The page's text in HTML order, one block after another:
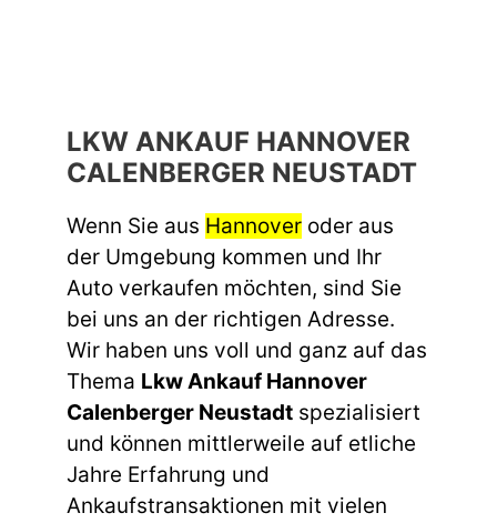
LKW ANKAUF HANNOVER
CALENBERGER NEUSTADT
Wenn Sie aus Hannover oder aus
der Umgebung kommen und Ihr
Auto verkaufen möchten, sind Sie
bei uns an der richtigen Adresse.
Wir haben uns voll und ganz auf das
Thema Lkw Ankauf Hannover
Calenberger Neustadt spezialisiert
und können mittlerweile auf etliche
Jahre Erfahrung und
Ankaufstransaktionen mit vielen